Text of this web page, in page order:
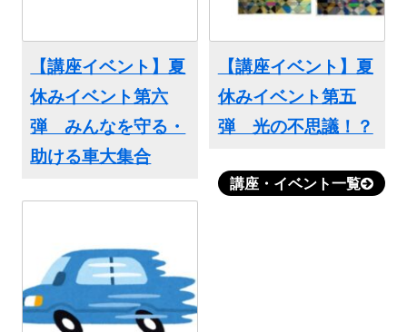
【講座イベント】夏
休みイベント第六
弾 みんなを守る・
助ける車大集合
【講座イベント】夏
休みイベント第五
弾 光の不思議！？
講座・イベント一覧